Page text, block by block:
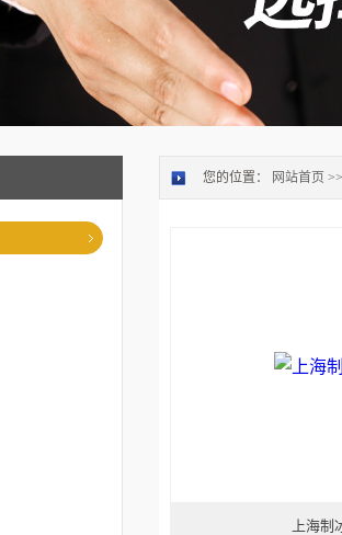
您的位置： 网站首页
上海制